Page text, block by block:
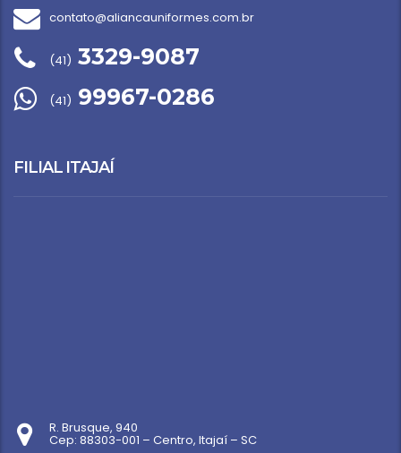
contato@aliancauniformes.com.br
(41) 3329-9087
(41) 99967-0286
FILIAL ITAJAÍ
R. Brusque, 940
Cep: 88303-001 – Centro, Itajaí – SC